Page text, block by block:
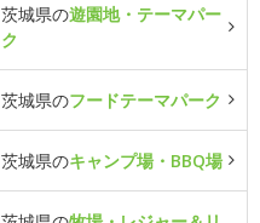
茨城県の遊園地・テーマパー
ク
茨城県のフードテーマパーク
茨城県のキャンプ場・BBQ場